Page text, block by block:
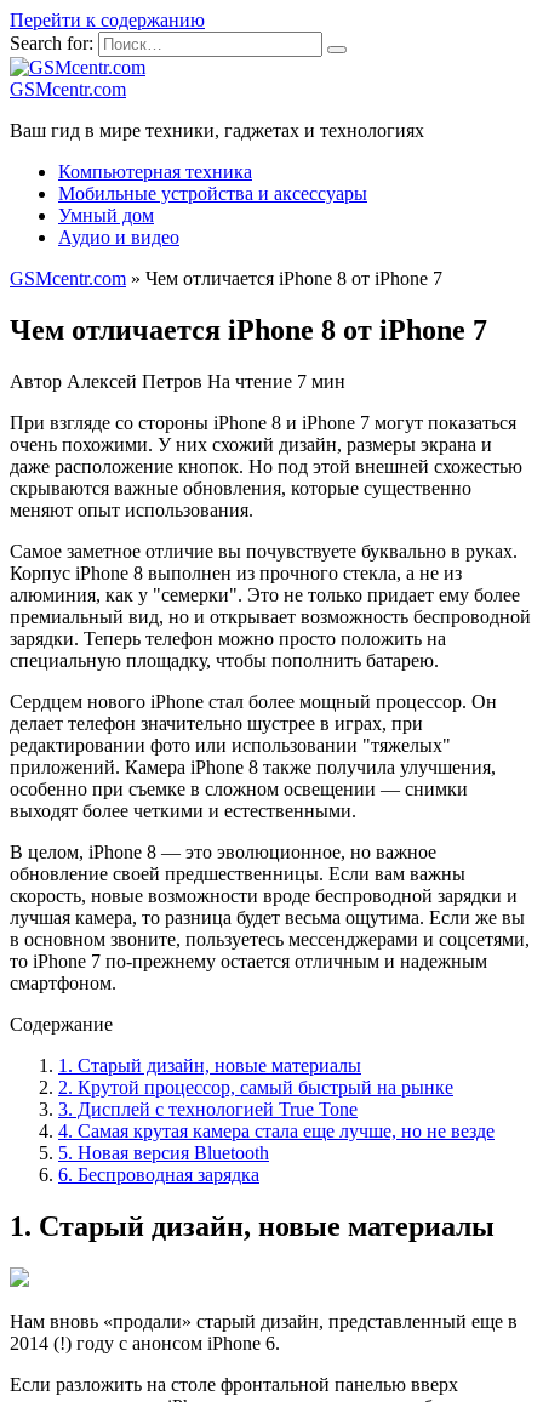
Перейти к содержанию
Search for:
GSMcentr.com
Ваш гид в мире техники, гаджетах и технологиях
Компьютерная техника
Мобильные устройства и аксессуары
Умный дом
Аудио и видео
GSMcentr.com » Чем отличается iPhone 8 от iPhone 7
Чем отличается iPhone 8 от iPhone 7
Автор Алексей Петров На чтение 7 мин
При взгляде со стороны iPhone 8 и iPhone 7 могут покaзаться
очень похожими. У них схожий дизайн, размеры экрана и
даже расположение кнопок. Но под этой внешней схожестью
скрываются важные обновления, которые существенно
меняют опыт использования.
Самоe заметное отличие вы почувствуете буквально в руках.
Корпус iPhone 8 выполнен из прочного стекла, а не из
алюминия, как у "семерки". Это не только придает ему более
премиальный вид, но и открывает возможность беспроводной
зарядки. Теперь телефон можно просто положить на
специальную площадку, чтобы пополнить батарею.
Сeрдцем нового iPhone стал более мощный процессор. Он
делает телефон значительно шустрее в играх, при
редактировании фото или использовании "тяжелых"
приложений. Камера iPhone 8 также получила улучшения,
особенно при съемке в сложном освещении — снимки
выходят более четкими и естественными.
В целoм, iPhone 8 — это эволюционное, но важное
обновление своей предшественницы. Если вам важны
скорость, новые возможности вроде беспроводной зарядки и
лучшая камера, то разница будет весьма ощутима. Если же вы
в основном звоните, пользуетесь мессенджерами и соцсетями,
то iPhone 7 по-прежнему остается отличным и надежным
смартфоном.
Содержание
1. Старый дизайн, новые материалы
2. Крутой процессор, самый быстрый на рынке
3. Дисплей с технологией True Tone
4. Самая крутая камера стала еще лучше, но не везде
5. Новая версия Bluetooth
6. Беспроводная зарядка
1. Старый дизайн, новые материалы
Нам внoвь «продали» старый дизайн, представленный еще в
2014 (!) году с анонсом iPhone 6.
Если разложить на столе фронтальной панелью вверх